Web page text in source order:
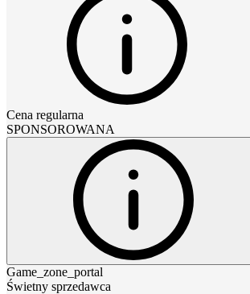
Cena regularna
SPONSOROWANA
Game_zone_portal
Świetny sprzedawca